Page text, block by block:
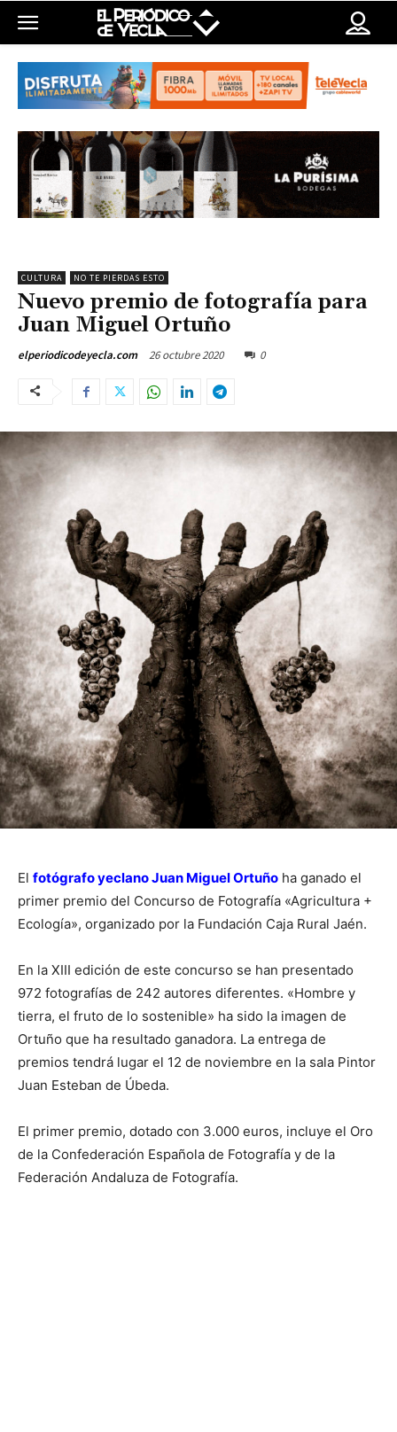
CULTURA NO TE PIERDAS ESTO
Nuevo premio de fotografía para
Juan Miguel Ortuño
elperiodicodeyecla.com 26 octubre 2020 0
El fotógrafo yeclano Juan Miguel Ortuño ha ganado el
primer premio del Concurso de Fotografía «Agricultura +
Ecología», organizado por la Fundación Caja Rural Jaén.
En la XIII edición de este concurso se han presentado
972 fotografías de 242 autores diferentes. «Hombre y
tierra, el fruto de lo sostenible» ha sido la imagen de
Ortuño que ha resultado ganadora. La entrega de
premios tendrá lugar el 12 de noviembre en la sala Pintor
Juan Esteban de Úbeda.
El primer premio, dotado con 3.000 euros, incluye el Oro
de la Confederación Española de Fotografía y de la
Federación Andaluza de Fotografía.